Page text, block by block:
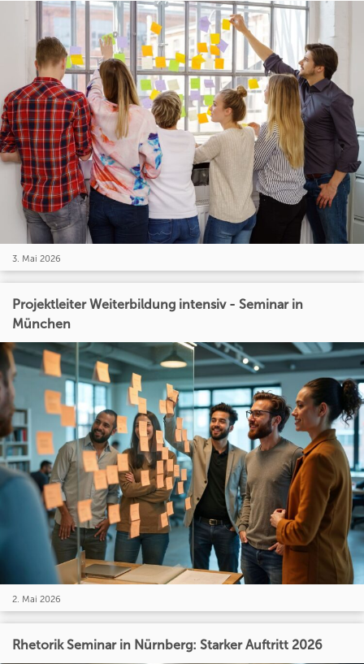
3. Mai 2026
Projektleiter Weiterbildung intensiv - Seminar in
München
2. Mai 2026
Rhetorik Seminar in Nürnberg: Starker Auftritt 2026